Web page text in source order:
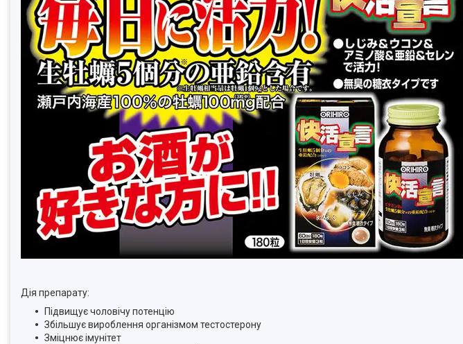
Дія препарату:
Підвищує чоловічу потенцію
Збільшує вироблення організмом тестостерону
Зміцнює імунітет